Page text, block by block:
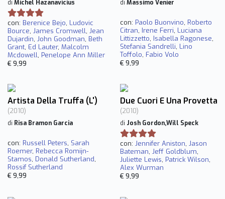
di Michel Hazanavicius
con: Berenice Bejo, Ludovic
Bource, James Cromwell, Jean
Dujardin, John Goodman, Beth
Grant, Ed Lauter, Malcolm
Mcdowell, Penelope Ann Miller
€ 9,99
di Massimo Venier
con: Paolo Buonvino, Roberto
Citran, Irene Ferri, Luciana
Littizzetto, Isabella Ragonese,
Stefania Sandrelli, Lino
Toffolo, Fabio Volo
€ 9,99
Artista Della Truffa (L')
(2010)
di Risa Bramon Garcia
con: Russell Peters, Sarah
Roemer, Rebecca Romijn-
Stamos, Donald Sutherland,
Rossif Sutherland
€ 9,99
Due Cuori E Una Provetta
(2010)
di Josh Gordon,Will Speck
con: Jennifer Aniston, Jason
Bateman, Jeff Goldblum,
Juliette Lewis, Patrick Wilson,
Alex Wurman
€ 9,99